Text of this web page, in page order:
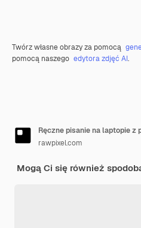
Twórz własne obrazy za pomocą
pomocą naszego edytora zdjęć AI.
rawpixel.com
Mogą Ci się również